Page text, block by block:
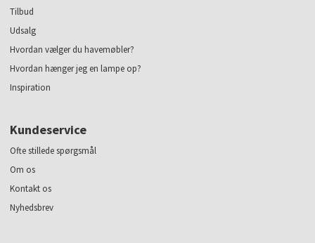
Tilbud
Udsalg
Hvordan vælger du havemøbler?
Hvordan hænger jeg en lampe op?
Inspiration
Kundeservice
Ofte stillede spørgsmål
Om os
Kontakt os
Nyhedsbrev